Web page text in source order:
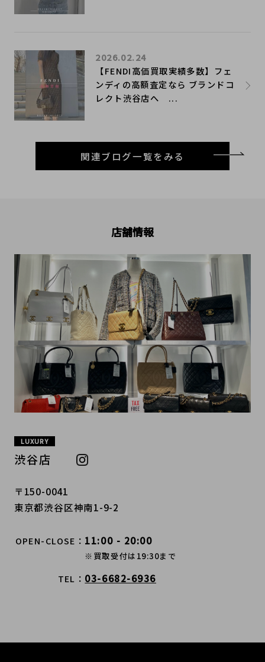
【FENDI高価買取実績多数】フェ
ンディの高額査定なら ブランドコ
レクト渋谷店へ ...
2026.02.24
関連ブログ一覧をみる
店舗情報
LUXURY
渋谷店
〒150-0041
東京都渋谷区神南1-9-2
OPEN-CLOSE 11:00 - 20:00
※買取受付は19:30まで
TEL 03-6682-6936